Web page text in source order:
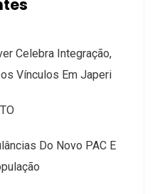
Celebra Integração,
Vínculos Em Japeri
Do Novo PAC E